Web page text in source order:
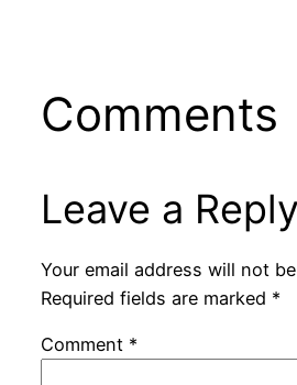
Comments
Leave a Reply
Your email address will not
Required fields are marked *
Comment *